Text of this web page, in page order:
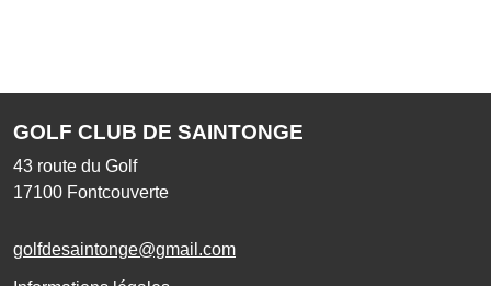
GOLF CLUB DE SAINTONGE
43 route du Golf
17100 Fontcouverte
golfdesaintonge@gmail.com